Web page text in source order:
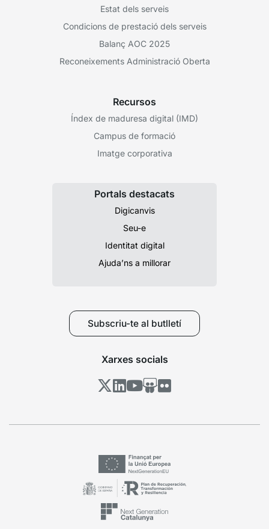
Estat dels serveis
Condicions de prestació dels serveis
Balanç AOC 2025
Reconeixements Administració Oberta
Recursos
Índex de maduresa digital (IMD)
Campus de formació
Imatge corporativa
Portals destacats
Digicanvis
Seu-e
Identitat digital
Ajuda’ns a millorar
Subscriu-te al butlletí
Xarxes socials